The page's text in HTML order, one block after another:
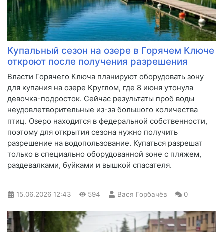
Купальный сезон на озере в Горячем Ключе
откроют после получения разрешения
Власти Горячего Ключа планируют оборудовать зону
для купания на озере Круглом, где 8 июня утонула
девочка-подросток. Сейчас результаты проб воды
неудовлетворительные из-за большого количества
птиц. Озеро находится в федеральной собственности,
поэтому для открытия сезона нужно получить
разрешение на водопользование. Купаться разрешат
только в специально оборудованной зоне с пляжем,
раздевалками, буйками и вышкой спасателя.
15.06.2026 12:43 594 Вася Горбачёв 0